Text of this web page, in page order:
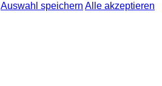
Auswahl speichern Alle akzeptieren